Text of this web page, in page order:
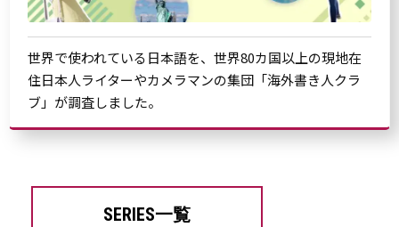
世界で使われている日本語を、世界80カ国以上の現地在
住日本人ライターやカメラマンの集団「海外書き人クラ
ブ」が調査しました。
SERIES一覧